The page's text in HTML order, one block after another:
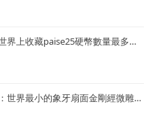
印度：世界上收藏paise25硬幣數量最多的人—— Mr. Rahul G. Keshwani
新加坡：世界最小的象牙扇面金剛經微雕——董重慶收藏的象牙扇面金剛經微雕